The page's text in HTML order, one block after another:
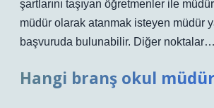
şartlarını taşıyan öğretmenler ile müdür
müdür olarak atanmak isteyen müdür
başvuruda bulunabilir. Diğer noktalar…
Hangi branş okul